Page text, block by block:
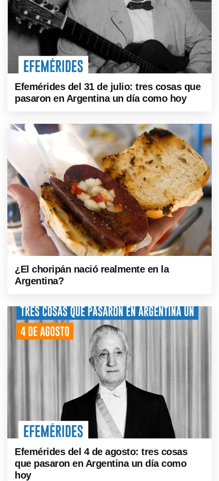
Efemérides del 31 de julio: tres cosas que
pasaron en Argentina un día como hoy
¿El choripán nació realmente en la
Argentina?
Efemérides del 4 de agosto: tres cosas
que pasaron en Argentina un día como
hoy